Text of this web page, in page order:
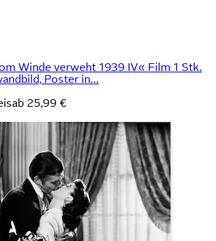
Winde verweht 1939 IV« Film 1 Stk.
Poster in...
ab 25,99 €